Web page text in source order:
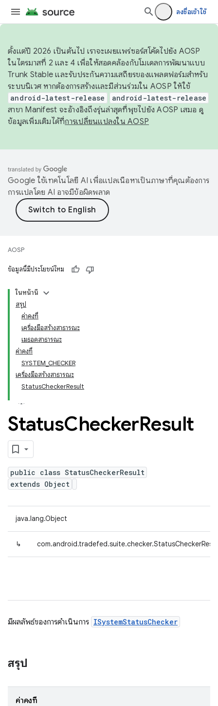
ลงชื่อเข้าใช้
ตั้งแต่ปี 2026 เป็นต้นไป เราจะเผยแพร่ซอร์สโค้ดไปยัง AOSP
ในไตรมาสที่ 2 และ 4 เพื่อให้สอดคล้องกับโมเดลการพัฒนาแบบ
Trunk Stable และรับประกันความเสถียรของแพลตฟอร์มสำหรับ
ระบบนิเวศ หากต้องการสร้างและมีส่วนร่วมใน AOSP ให้ใช้
android-latest-release android-latest-release
สาขา Manifest จะอ้างอิงถึงรุ่นล่าสุดที่พุชไปยัง AOSP เสมอ ดู
ข้อมูลเพิ่มเติมได้ที่การเปลี่ยนแปลงใน AOSP
Google ใช้เทคโนโลยี AI เพื่อแปลเนื้อหาเป็นภาษาที่คุณต้องการ
การแปลโดย AI อาจมีข้อผิดพลาด
AOSP
ข้อมูลนี้มีประโยชน์ไหม
ในหน้านี้
สรุป
ค่าคงที่
เครื่องมือสร้างสาธารณะ
เมธอดสาธารณะ
ค่าคงที่
SYSTEM_CHECKER
เครื่องมือสร้างสาธารณะ
StatusCheckerResult
StatusCheckerResult
public class StatusCheckerResult
extends Object
java.lang.Object
↳
มีผลลัพธ์ของการดำเนินการ ISystemStatusChecker
สรุป
ค่าคงที่